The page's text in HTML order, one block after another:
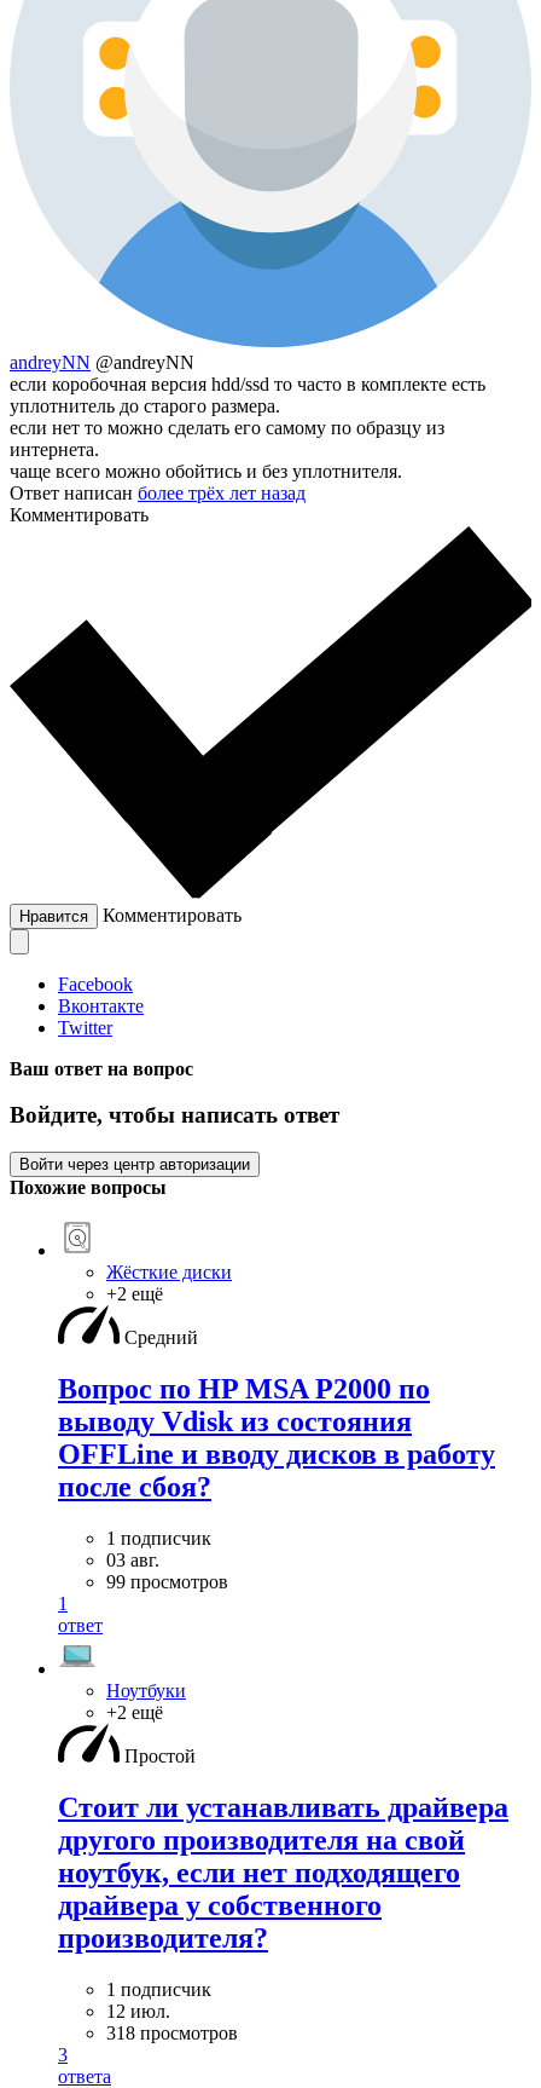
andreyNN @andreyNN
если коробочная версия hdd/ssd то часто в комплекте есть
уплотнитель до старого размера.
если нет то можно сделать его самому по образцу из
интернета.
чаще всего можно обойтись и без уплотнителя.
Ответ написан более трёх лет назад
Комментировать
Нравится Комментировать
Facebook
Вконтакте
Twitter
Ваш ответ на вопрос
Войдите, чтобы написать ответ
Войти через центр авторизации
Похожие вопросы
Жёсткие диски
+2 ещё
Средний
Вопрос по HP MSA P2000 по
выводу Vdisk из состояния
OFFLine и вводу дисков в работу
после сбоя?
1 подписчик
03 авг.
99 просмотров
1
ответ
Ноутбуки
+2 ещё
Простой
Стоит ли устанавливать драйвера
другого производителя на свой
ноутбук, если нет подходящего
драйвера у собственного
производителя?
1 подписчик
12 июл.
318 просмотров
3
ответа